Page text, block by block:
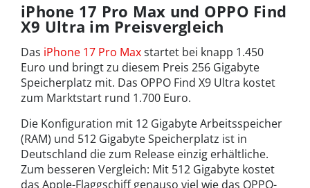
iPhone 17 Pro Max und OPPO Find
X9 Ultra im Preisvergleich
Das iPhone 17 Pro Maxstartet bei knapp 1.450
Euro und bringt zu diesem Preis 256 Gigabyte
Speicherplatz mit. Das OPPO Find X9 Ultra kostet
zum Marktstart rund 1.700 Euro.
Die Konfiguration mit 12 Gigabyte Arbeitsspeicher
(RAM) und 512 Gigabyte Speicherplatz ist in
Deutschland die zum Release einzig erhältliche.
Zum besseren Vergleich: Mit 512 Gigabyte kostet
das Apple-Flaggschiff genauso viel wie das OPPO-